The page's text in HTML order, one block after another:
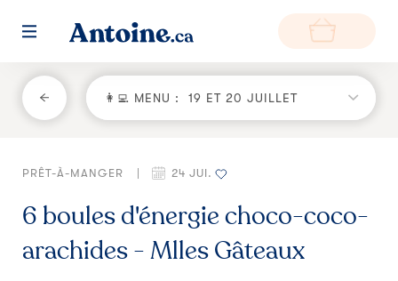
RETOUR
Fonctionnement
Environnement
Producteurs
👩‍💻 MENU : 19 ET 20 JUILLET
PRÊT-À-MANGER 24 JUI.
6 boules d'énergie choco-coco-
arachides - Mlles Gâteaux